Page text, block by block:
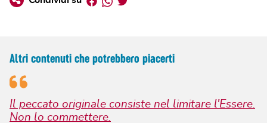
Altri contenuti che potrebbero piacerti
Il peccato originale consiste nel limitare l'Essere.
Non lo commettere.